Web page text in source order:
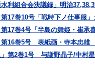
水利組合会決議録」明治
第17巻10号「戦時下ノ仕事
第17巻4号「半島の舞姫・
第16巻5号 表紙画・寺本忠
」第2巻1号 与謝野晶子/中